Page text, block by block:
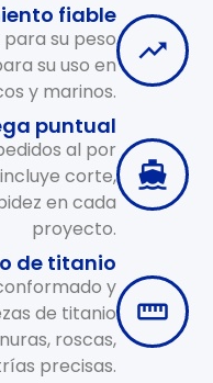
fiable
su peso
su uso en
y marinos.
puntual
al por
corte,
en cada
proyecto.
de titanio
y
de titanio
roscas,
precisas.